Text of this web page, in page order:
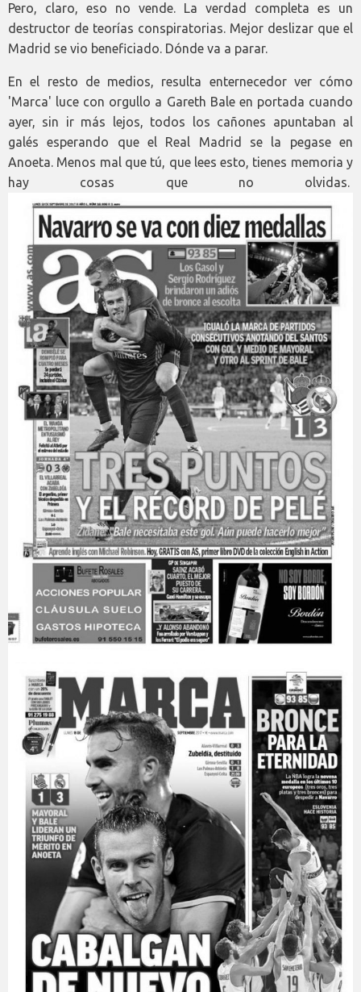
Pero, claro, eso no vende. La verdad completa es un
destructor de teorías conspiratorias. Mejor deslizar que el
Madrid se vio beneficiado. Dónde va a parar.
En el resto de medios, resulta enternecedor ver cómo
'Marca' luce con orgullo a Gareth Bale en portada cuando
ayer, sin ir más lejos, todos los cañones apuntaban al
galés esperando que el Real Madrid se la pegase en
Anoeta. Menos mal que tú, que lees esto, tienes memoria y
hay cosas que no olvidas.